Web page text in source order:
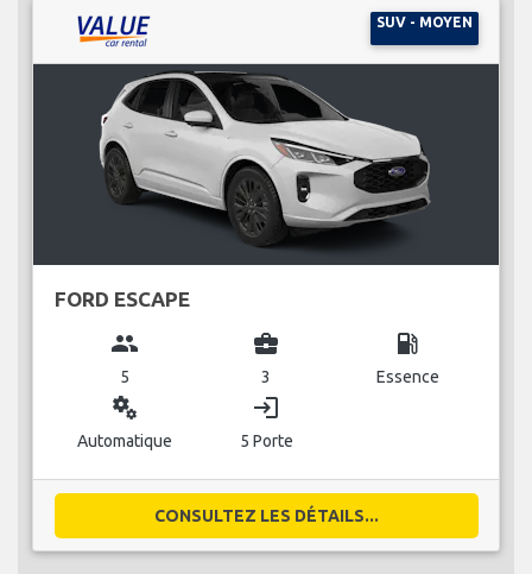
SUV - MOYEN
FORD ESCAPE
group
5
business_center
3
local_gas_station
Essence
miscellaneous_services
Automatique
login
5 Porte
CONSULTEZ LES DÉTAILS...